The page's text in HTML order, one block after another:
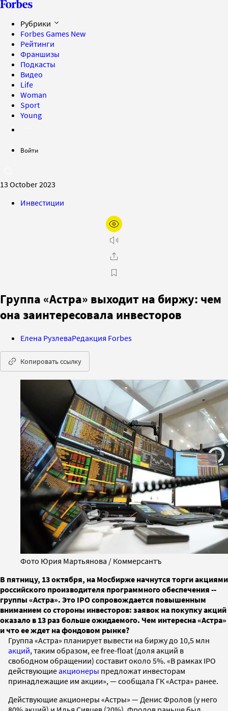
Рубрики
Forbes Games New
Рейтинги
Франшизы
Подкасты
Видео
Life
Woman
Sport
Young
Войти
13 October 2023
Инвестиции
Группа «Астра» выходит на биржу: чем
она заинтересовала инвесторов
Елена РузлеваРедакция Forbes
Копировать ссылку
Фото Юрия Мартьянова / Коммерсантъ
В пятницу, 13 октября, на Мосбирже начнутся торги акциями
российского производителя программного обеспечения --
группы «Астра». Это IPO сопровождается повышенным
вниманием со стороны инвесторов: заявок на покупку акций
оказало в 13 раз больше ожидаемого. Чем интересна «Астра»
и что ее ждет на фондовом рынке?
Группа «Астра» планирует вывести на биржу до 10,5 млн
акций, таким образом, ее free-float (доля акций в
свободном обращении) составит около 5%. «В рамках IPO
действующиеакционеры предложат инвесторам
принадлежащие им акции», — сообщала ГК «Астра» ранее.
Действующие акционеры «Астры» — Денис Фролов (у него